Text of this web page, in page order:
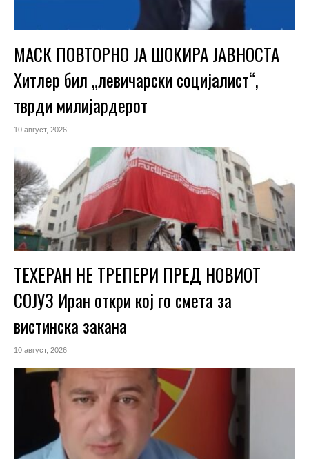
МАСК ПОВТОРНО ЈА ШОКИРА ЈАВНОСТА
Хитлер бил „левичарски социјалист“,
тврди милијардерот
10 август, 2026
ТЕХЕРАН НЕ ТРЕПЕРИ ПРЕД НОВИОТ
СОЈУЗ Иран откри кој го смета за
вистинска закана
10 август, 2026